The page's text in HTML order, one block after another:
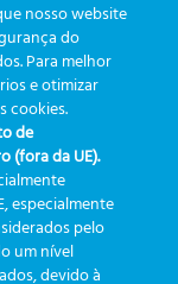
à bancada:
que a biometria nos
ensina sobre a
no laboratório
nosso website
do
Para melhor
e otimizar
cookies.
de
(fora da UE).
especialmente
pelo
um nível
devido à